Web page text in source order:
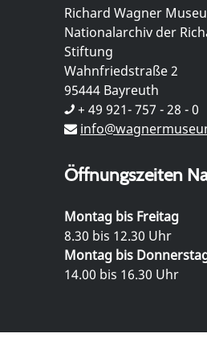
Richard Wagner
Nationalarchiv der
Stiftung
Wahnfriedstraße 2
95444 Bayreuth
+ 49 921- 757 - 28 - 0
Öffnungszeiten
Montag bis Freitag
8.30 bis 12.30 Uhr
Montag bis
14.00 bis 16.30 Uhr